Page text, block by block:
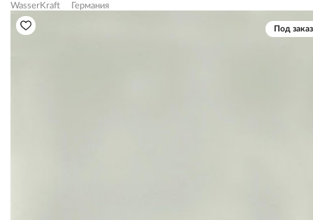
WasserKraft Германия
Под заказ